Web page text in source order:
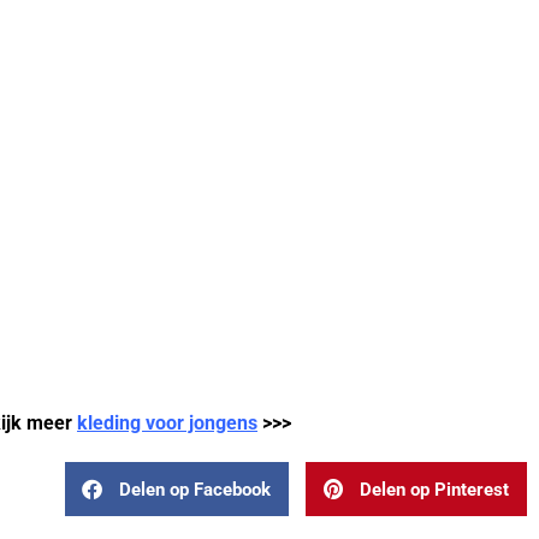
meer kleding voor jongens >>>
Delen op Facebook Delen op Pinterest